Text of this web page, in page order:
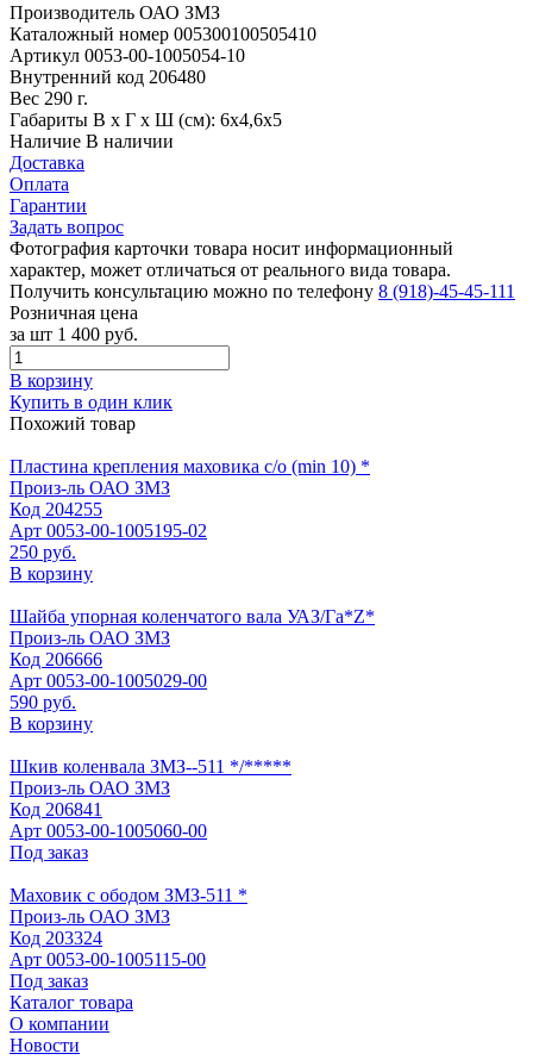
Производитель ОАО ЗМЗ
Каталожный номер 005300100505410
Артикул 0053-00-1005054-10
Внутренний код 206480
Вес 290 г.
Габариты В х Г х Ш (см): 6х4,6х5
Наличие В наличии
Доставка
Оплата
Гарантии
Задать вопрос
Фотография карточки товара носит информационный
характер, может отличаться от реального вида товара.
Получить консультацию можно по телефону 8 (918)-45-45-111
Розничная цена
за шт 1 400 руб.
В корзину
Купить в один клик
Похожий товар
Пластина крепления маховика с/о (min 10) *
Произ-ль ОАО ЗМЗ
Код 204255
Арт 0053-00-1005195-02
250 руб.
В корзину
Шайба упорная коленчатого вала УАЗ/Га*Z*
Произ-ль ОАО ЗМЗ
Код 206666
Арт 0053-00-1005029-00
590 руб.
В корзину
Шкив коленвала ЗМЗ--511 */*****
Произ-ль ОАО ЗМЗ
Код 206841
Арт 0053-00-1005060-00
Под заказ
Маховик с ободом ЗМЗ-511 *
Произ-ль ОАО ЗМЗ
Код 203324
Арт 0053-00-1005115-00
Под заказ
Каталог товара
О компании
Новости